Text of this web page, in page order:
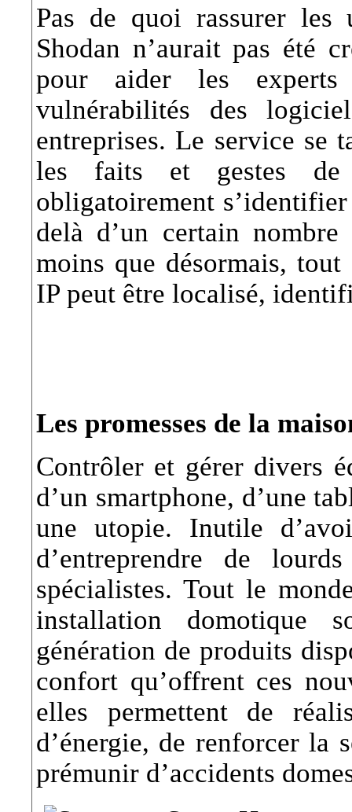
Pas de quoi rassurer les
Shodan n’aurait pas été
pour aider les
vulnérabilités des
entreprises. Le service se
les faits et gestes de
obligatoirement
delà d’un certain
moins que désormais,
IP peut être localisé,
Les promesses de la
Contrôler et gérer divers
d’un smartphone, d’une
une utopie. Inutile
d’entreprendre de
spécialistes. Tout le
installation domotique
génération de produits
confort qu’offrent ces
elles permettent de
d’énergie, de renforcer la
prémunir d’accidents